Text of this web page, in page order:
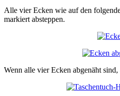
Alle vier Ecken wie auf den
markiert absteppen.
Wenn alle vier Ecken abgenäht sind,